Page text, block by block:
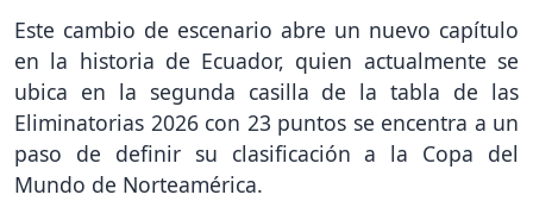
Este cambio de escenario abre un nuevo capítulo
en la historia de Ecuador, quien actualmente se
ubica en la segunda casilla de la tabla de las
Eliminatorias 2026 con 23 puntos se encentra a un
paso de definir su clasificación a la Copa del
Mundo de Norteamérica.